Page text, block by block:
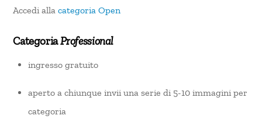
Accedi allacategoria Open
CategoriaProfessional
ingresso gratuito
aperto a chiunque invii una serie di 5-10 immagini per
categoria